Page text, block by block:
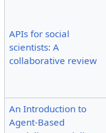
APIs for social
scientists: A
collaborative review
An Introduction to
Agent-Based